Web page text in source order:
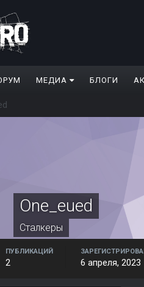
МЕДИА БЛОГИ
One_eued
Сталкеры
ПУБЛИКАЦИЙ
2 6 апреля, 2023